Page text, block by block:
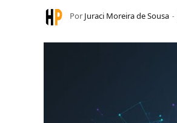
Por Juraci Moreira de Sousa